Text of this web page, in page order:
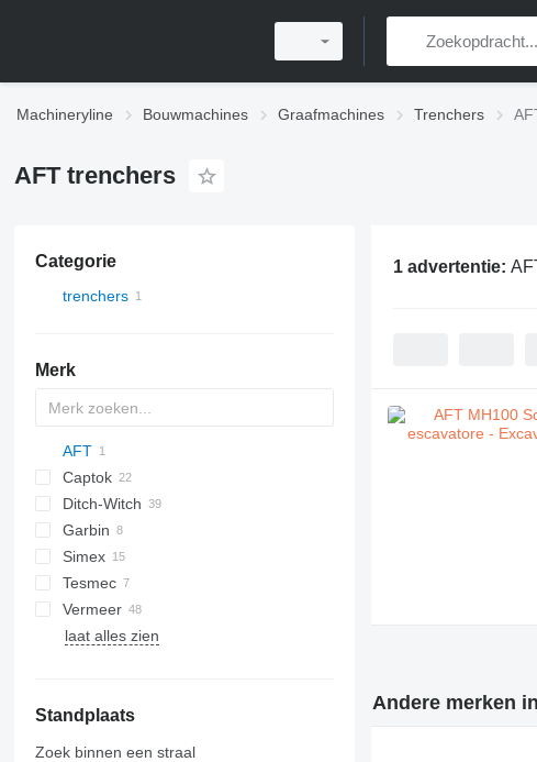
Machineryline Bouwmachines Graafmachines Trenchers
AFT trenchers
Categorie
trenchers
Merk
AFT
Captok
CK
Ditch-Witch
R-series
Garbin
Simex
CHD
T300
T450
Tesmec
Vermeer
RT
laat alles zien
Standplaats
Zoek binnen een straal
1 advertentie:
Andere merken